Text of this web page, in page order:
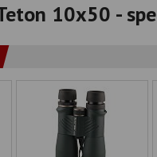
10x50 -